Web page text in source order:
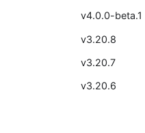
v4.0.0-beta.1
v3.20.8
v3.20.7
v3.20.6